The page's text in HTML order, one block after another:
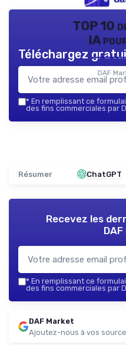
TOP 10
IA
DAF
Téléchargez
* En remplissant ce
des fins commerciales par
Résumer ChatGPT
Recevez les
* En remplissant ce
des fins commerciales par
DAF Market
Ajoutez-nous à vos